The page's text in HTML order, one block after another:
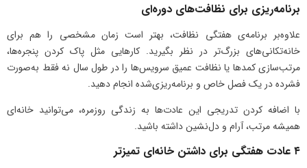
برنامه‌ریزی برای نظافت‌های دوره‌ای
علاوه‌بر برنامه‌ی هفتگی نظافت، بهتر است زمان مشخصی را هم برای
خانه‌تکانی‌های بزرگ‌تر در نظر بگیرید. کارهایی مثل پاک کردن پنجره‌ها،
مرتب‌سازی کمدها یا نظافت عمیق سرویس‌ها را در طول سال نه فقط به‌صورت
فشرده در یک فصل خاص و برنامه‌ریزی‌شده انجام دهید.
با اضافه کردن تدریجی این عادت‌ها به زندگی روزمره، می‌توانید خانه‌ای
همیشه مرتب، آرام و دل‌نشین داشته باشید.
۴ عادت هفتگی برای داشتن خانه‌ای تمیزتر